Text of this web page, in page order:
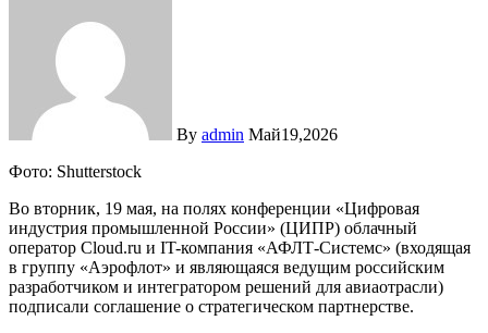
By admin Май19,2026
Фото: Shutterstock
Во вторник, 19 мая, на полях конференции «Цифровая
индустрия промышленной России» (ЦИПР) облачный
оператор Cloud.ru и IT-компания «АФЛТ-Системс» (входящая
в группу «Аэрофлот» и являющаяся ведущим российским
разработчиком и интегратором решений для авиаотрасли)
подписали соглашение о стратегическом партнерстве.